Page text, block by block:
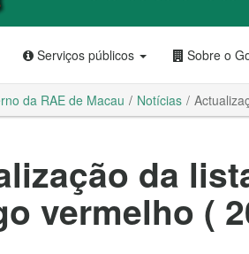
Serviços públicos Sobre o
da RAE de Macau Notícias
da
vermelho (